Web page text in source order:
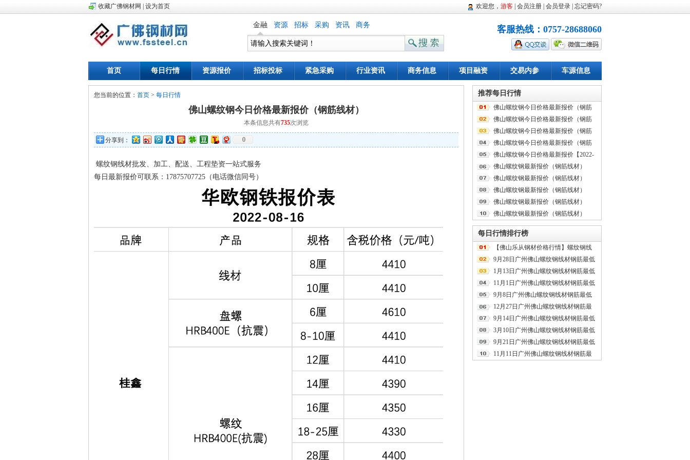
欢迎您， 游客 会员注册 会员登录 忘记密码?
收藏广佛钢材网 设为首页
金融 资源 招标 采购 资讯 商务 客服热线：0757-28688060
首页 每日行情 资源报价 招标投标 紧急采购 行业资讯 商务信息 项目融资 交易内参 车源信息
推荐每日行情
佛山螺纹钢今日价格最新报价（钢筋
线材）
佛山螺纹钢今日价格最新报价（钢筋
线材）
佛山螺纹钢今日价格最新报价（钢筋
线材）【2022-08-13】
佛山螺纹钢今日价格最新报价（钢筋
线材）
佛山螺纹钢今日价格最新报价【2022-
08-11】
佛山螺纹钢最新报价（钢筋线材）
【2022-08-10】
佛山螺纹钢最新报价（钢筋线材）
【2022-08-09】
佛山螺纹钢最新报价（钢筋线材）
【2022-08-08】
佛山螺纹钢最新报价（钢筋线材）
【韶钢、桂鑫】【2022-08-04】
佛山螺纹钢最新报价（钢筋线材）
【2022-08-03】
每日行情排行榜
【佛山乐从钢材价格行情】螺纹钢线
材盘螺最低价2020年8月17日
9月28日广州佛山螺纹钢线材钢筋最低
报价
1月13日广州佛山螺纹钢线材钢筋最低
报价
11月1日广州佛山螺纹钢线材钢筋最低
报价
9月8日广州佛山螺纹钢线材钢筋最低
报价
12月27日广州佛山螺纹钢线材钢筋最
低报价
9月14日广州佛山螺纹钢线材钢筋最低
报价
3月10日广州佛山螺纹钢线材钢筋最低
报价
9月21日广州佛山螺纹钢线材钢筋最低
报价
11月11日广州佛山螺纹钢线材钢筋最
您当前的位置： 首页 > 每日行情
佛山螺纹钢今日价格最新报价（钢筋线材）
本条信息共有735次浏览
分享到： 0
螺纹钢线材批发、加工、配送、工程垫资一站式服务
每日最新报价可联系：17875707725（电话微信同号）